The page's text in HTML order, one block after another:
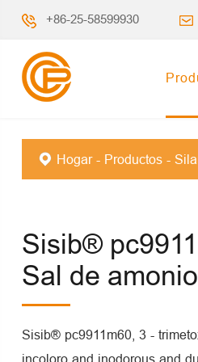
+86-25-58599930
Hogar Productos
Sisib®
Sal de
Sisib® pc9911m60, 3 -
incoloro and inodorous and